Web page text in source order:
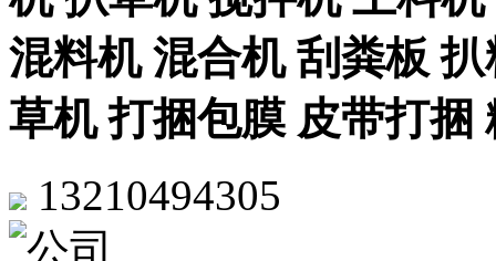
混料机 混合机 刮粪板
草机 打捆包膜 皮带打捆
13210494305